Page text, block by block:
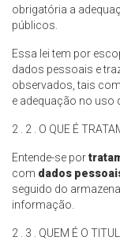
obrigatória a
públicos.
Essa lei tem por
dados pessoais e
observados, tais
e adequação no uso
2 . 2 . O QUE É
Entende-se por
com dados
seguido do
informação.
2 . 3 . QUEM É O